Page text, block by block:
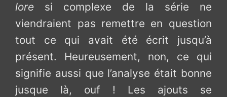
lore si complexe de la série ne
viendraient pas remettre en question
tout ce qui avait été écrit jusqu’à
présent. Heureusement, non, ce qui
signifie aussi que l’analyse était bonne
jusque là, ouf ! Les ajouts se